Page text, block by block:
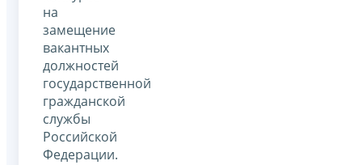
на
замещение
вакантных
должностей
государственной
гражданской
службы
Российской
Федерации.